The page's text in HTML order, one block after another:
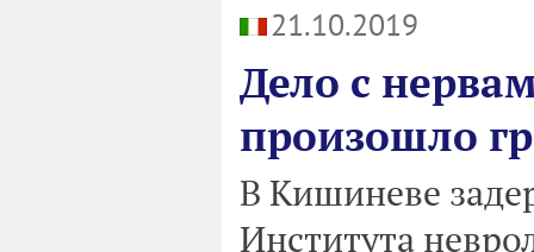
21.10.2019
Дело с
произошло
В Кишиневе
Института